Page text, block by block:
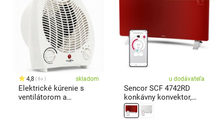
4,8 6x skladom
Elektrické kúrenie s
ventilátorom a
u dodávateľa
Sencor SCF 4742RD
konkávny konvektor,
červená